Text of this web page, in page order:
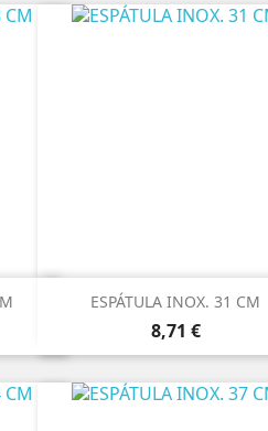
ESPÁTULA INOX. 31 CM
Precio
8,71 €